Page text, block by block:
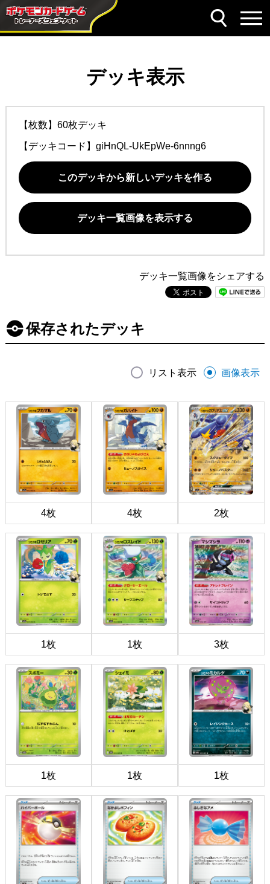
デッキ表示
【枚数】60枚デッキ
【デッキコード】 giHnQL-UkEpWe-6nnng6
このデッキから新しいデッキを作る
デッキ一覧画像を表示する
デッキ一覧画像をシェアする
保存されたデッキ
リスト表示 画像表示
4枚 4枚 2枚
1枚 1枚 3枚
1枚 1枚 1枚